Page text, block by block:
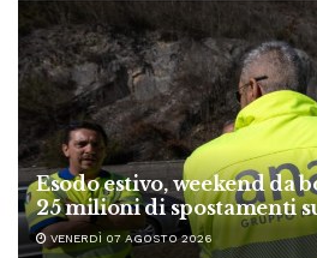
Esodo estivo, weekend da
25 milioni di spostamenti
VENERDÌ 07 AGOSTO 2026